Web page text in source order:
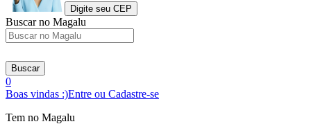
Digite seu CEP
Buscar no Magalu
Buscar
0
Boas vindas :)Entre ou Cadastre-se
Tem no Magalu